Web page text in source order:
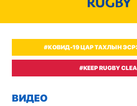
#КОВИД-19 ЦАР ТАХЛЫН
#KEEP RUGBY
ВИДЕО